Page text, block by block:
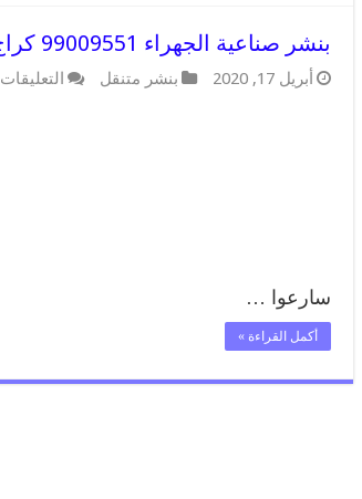
بنشر صناعية الجهراء 99009551 كراج كهرباء وبنشر متنقل قريب من موقعي
أبريل 17, 2020 بنشر متنقل التعليقات
سارعوا …
أكمل القراءة »